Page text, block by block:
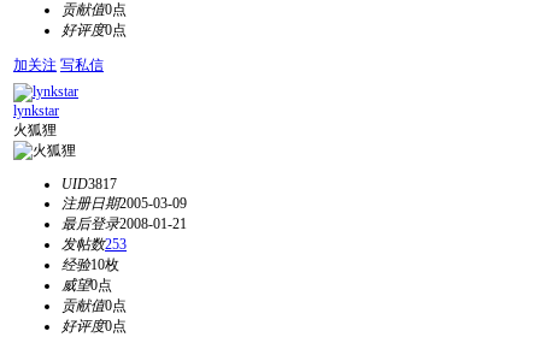
贡献值0点
好评度0点
加关注 写私信
lynkstar
火狐狸
UID3817
注册日期2005-03-09
最后登录2008-01-21
发帖数253
经验10枚
威望0点
贡献值0点
好评度0点